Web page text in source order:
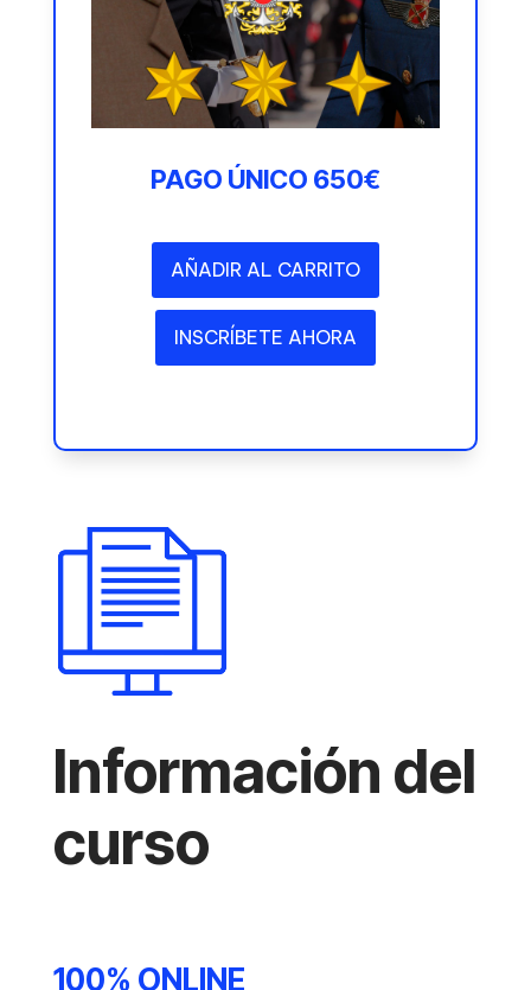
PAGO ÚNICO 650€
AÑADIR AL CARRITO
INSCRÍBETE AHORA
Información del
curso
100% ONLINE